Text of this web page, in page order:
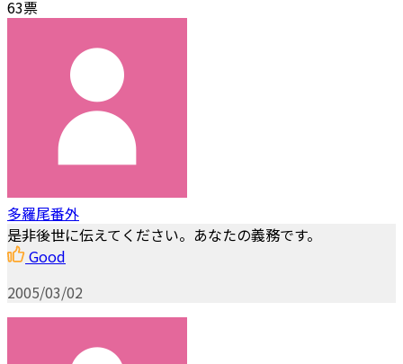
63票
多羅尾番外
是非後世に伝えてください。あなたの義務です。
Good
2005/03/02